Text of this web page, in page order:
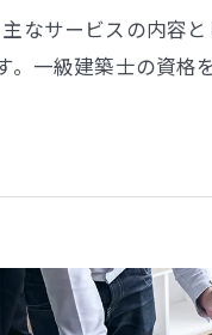
なサービスの内容
一級建築士の資格